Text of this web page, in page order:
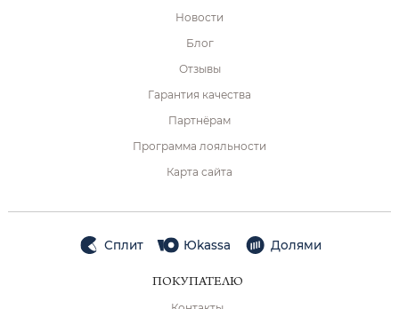
Новости
Блог
Отзывы
Гарантия качества
Партнёрам
Программа лояльности
Карта сайта
Сплит Юkassa Долями
ПОКУПАТЕЛЮ